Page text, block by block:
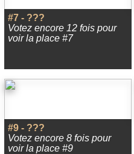
#7 - ???
Votez encore 12 fois pour
voir la place #7
#9 - ???
Votez encore 8 fois pour
voir la place #9